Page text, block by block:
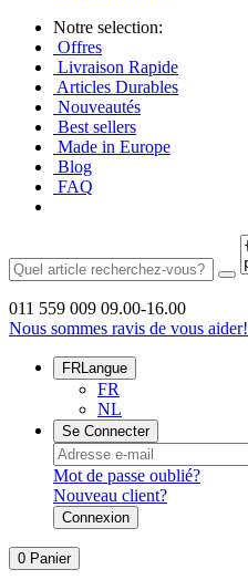
Notre selection:
Offres
Livraison Rapide
Articles Durables
Nouveautés
Best sellers
Made in Europe
Blog
FAQ
011 559 009 09.00-16.00
Nous sommes ravis de vous aider!
FRLangue
FR
NL
Se Connecter
Mot de passe oublié?
Nouveau client?
Connexion
0 Panier